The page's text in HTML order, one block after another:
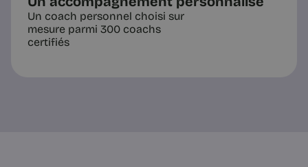
Un coach personnel choisi sur
mesure parmi 300 coachs
certifiés